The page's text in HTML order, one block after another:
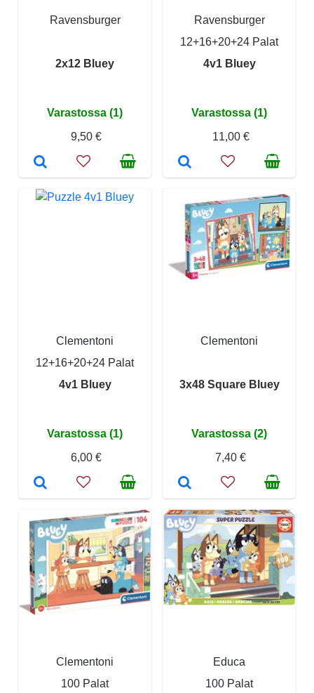
Ravensburger
2x12 Bluey
Varastossa (1)
9,50 €
Ravensburger
12+16+20+24 Palat
4v1 Bluey
Varastossa (1)
11,00 €
Clementoni
12+16+20+24 Palat
4v1 Bluey
Varastossa (1)
6,00 €
Clementoni
3x48 Square Bluey
Varastossa (2)
7,40 €
Clementoni
100 Palat
Educa
100 Palat